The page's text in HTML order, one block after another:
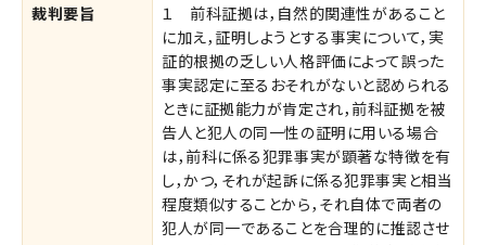
裁判要旨
１ 前科証拠は，自然的関連性があること
に加え，証明しようとする事実について，実
証的根拠の乏しい人格評価によって誤った
事実認定に至るおそれがないと認められる
ときに証拠能力が肯定され，前科証拠を被
告人と犯人の同一性の証明に用いる場合
は，前科に係る犯罪事実が顕著な特徴を有
し，かつ，それが起訴に係る犯罪事実と相当
程度類似することから，それ自体で両者の
犯人が同一であることを合理的に推認させ